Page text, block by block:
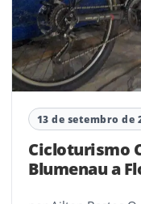
13 de setembro de
Cicloturismo
Blumenau a